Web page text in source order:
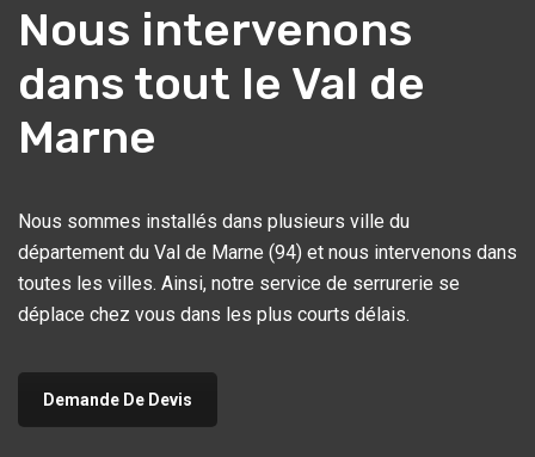
Nous intervenons
dans tout le Val de
Marne
Nous sommes installés dans plusieurs ville du
département du Val de Marne (94) et nous intervenons dans
toutes les villes. Ainsi, notre service de serrurerie se
déplace chez vous dans les plus courts délais.
Demande De Devis